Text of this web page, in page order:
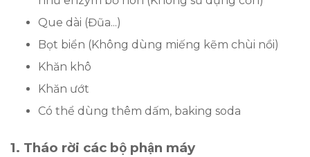
Que dài (Đũa...)
Bọt biển (Không dùng miếng kẽm chùi nồi)
Khăn khô
Khăn ướt
Có thể dùng thêm dấm, baking soda
1. Tháo rời các bộ phận máy